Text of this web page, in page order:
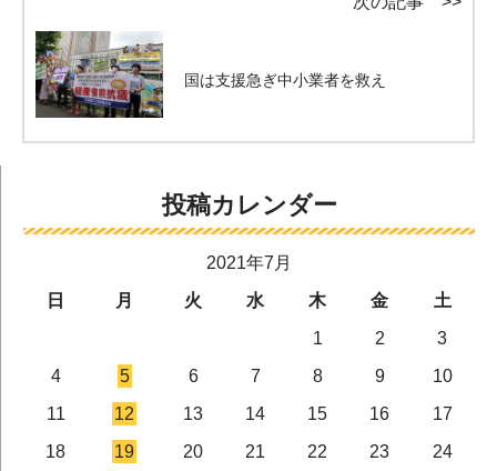
国は支援急ぎ中小業者を救え
投稿カレンダー
2021年7月
日
月 火 水 木 金
土
1
2
3
4
5 6 7 8 9
10
11
12 13 14 15 16
17
18
19 20 21 22 23
24